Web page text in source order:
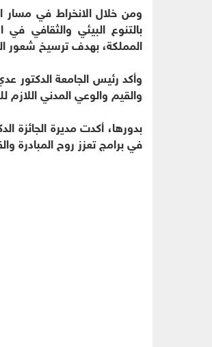
ومن خلال الانخراط في مسار
بالتنوع البيئي والثقافي
المملكة، بهدف ترسيخ شعور
وأكد رئيس الجامعة الدكتور
والقيم والوعي المدني
بدورها، أكدت مديرة الجائزة
في برامج تعزز روح المبادرة